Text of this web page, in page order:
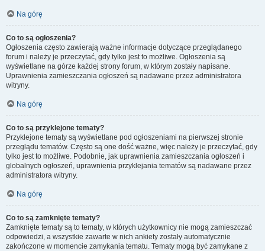
Na górę
Co to są ogłoszenia?
Ogłoszenia często zawierają ważne informacje dotyczące przeglądanego
forum i należy je przeczytać, gdy tylko jest to możliwe. Ogłoszenia są
wyświetlane na górze każdej strony forum, w którym zostały napisane.
Uprawnienia zamieszczania ogłoszeń są nadawane przez administratora
witryny.
Na górę
Co to są przyklejone tematy?
Przyklejone tematy są wyświetlane pod ogłoszeniami na pierwszej stronie
przeglądu tematów. Często są one dość ważne, więc należy je przeczytać, gdy
tylko jest to możliwe. Podobnie, jak uprawnienia zamieszczania ogłoszeń i
globalnych ogłoszeń, uprawnienia przyklejania tematów są nadawane przez
administratora witryny.
Na górę
Co to są zamknięte tematy?
Zamknięte tematy są to tematy, w których użytkownicy nie mogą zamieszczać
odpowiedzi, a wszystkie zawarte w nich ankiety zostały automatycznie
zakończone w momencie zamykania tematu. Tematy mogą być zamykane z